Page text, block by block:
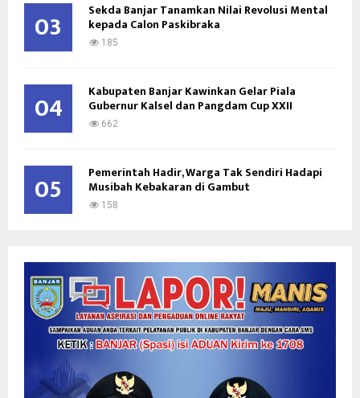
03 Sekda Banjar Tanamkan Nilai Revolusi Mental
kepada Calon Paskibraka
185
04 Kabupaten Banjar Kawinkan Gelar Piala
Gubernur Kalsel dan Pangdam Cup XXII
662
05 Pemerintah Hadir, Warga Tak Sendiri Hadapi
Musibah Kebakaran di Gambut
158